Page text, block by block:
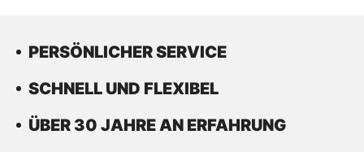
PERSÖNLICHER SERVICE
SCHNELL UND FLEXIBEL
ÜBER 30 JAHRE AN ERFAHRUNG